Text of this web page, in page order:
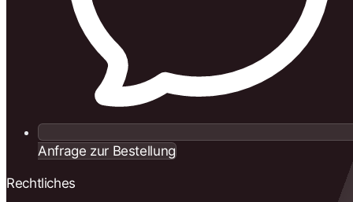
Anfrage zur Bestellung
Rechtliches